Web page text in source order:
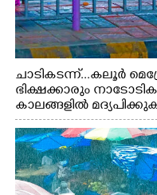
ചാടികടന്ന്...കലൂർ
ഭിക്ഷക്കാരും
കാലങ്ങളിൽ
വാഹനത്തിൽ
സാഹചര്യത്തിൽ
വേലി ചാടികടക്കുന്ന